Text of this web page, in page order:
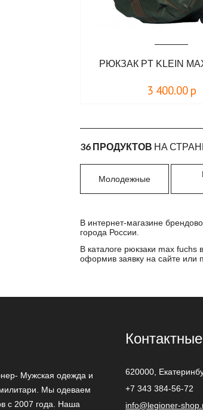
РЮКЗАК PT KLEIN
3 400.00 р
36 ПРОДУКТОВ НА
Молодежные
В интернет-магазине
города России.
В каталоге рюкзаки max
оформив заявку на сайте или
Мужская одежда и
Мы одеваем
с 2007 года. Наша
620000,
+7 343 384-56-72
info@legioner-